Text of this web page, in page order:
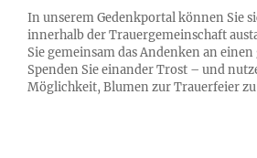
In unserem Gedenkportal können Sie
innerhalb der Trauergemeinschaft
Sie gemeinsam das Andenken an
Spenden Sie einander Trost – und
Möglichkeit, Blumen zur Trauerfeier